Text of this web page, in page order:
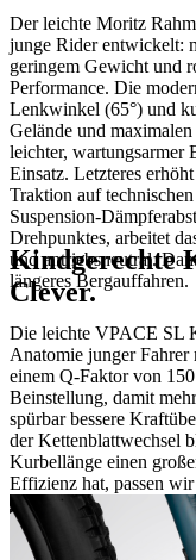
Der leichte Moritz
junge Rider entwickelt:
geringem Gewicht und
Performance. Die
Lenkwinkel (65°) und
Gelände und
leichter, wartungsarmer
Einsatz. Letzteres
Traktion auf
Suspension-
Drehpunktes, arbeitet
und antriebsneutral.
längeres Bergauffahren.
Kindgerechte
Clever.
Die leichte VPACE SL
Anatomie junger
einem Q-Faktor von
Beinstellung, damit
spürbar bessere
der Kettenblattwechsel
Kurbellänge einen
Effizienz hat, passen